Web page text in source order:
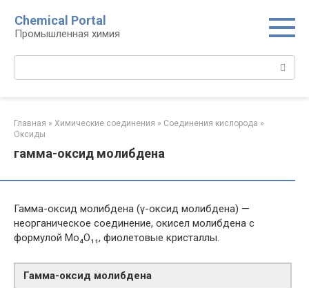
контенту
Chemical Portal
Промышленная химия
Главная » Химические соединения » Соединения кислорода‎ »
Оксиды‎
гамма-оксид молибдена
Гамма-оксид молибдена (γ-оксид молибдена) —
неорганическое соединение, окисел молибдена с
формулой Mo₄O₁₁, фиолетовые кристаллы.
Гамма-​оксид молибдена